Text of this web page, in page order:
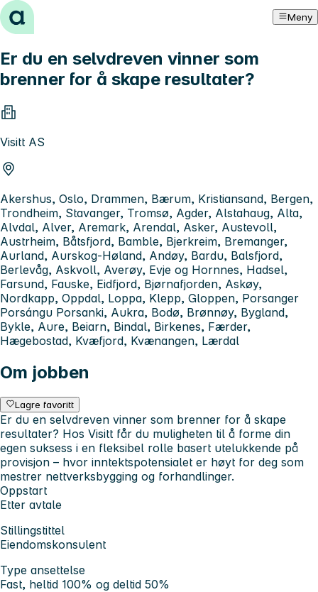
Hopp til innhold Meny
Er du en selvdreven vinner som
brenner for å skape resultater?
Visitt AS
Akershus, Oslo, Drammen, Bærum, Kristiansand, Bergen,
Trondheim, Stavanger, Tromsø, Agder, Alstahaug, Alta,
Alvdal, Alver, Aremark, Arendal, Asker, Austevoll,
Austrheim, Båtsfjord, Bamble, Bjerkreim, Bremanger,
Aurland, Aurskog-Høland, Andøy, Bardu, Balsfjord,
Berlevåg, Askvoll, Averøy, Evje og Hornnes, Hadsel,
Farsund, Fauske, Eidfjord, Bjørnafjorden, Askøy,
Nordkapp, Oppdal, Loppa, Klepp, Gloppen, Porsanger
Porsángu Porsanki, Aukra, Bodø, Brønnøy, Bygland,
Bykle, Aure, Beiarn, Bindal, Birkenes, Færder,
Hægebostad, Kvæfjord, Kvænangen, Lærdal
Om jobben
Lagre favoritt
Er du en selvdreven vinner som brenner for å skape
resultater? Hos Visitt får du muligheten til å forme din
egen suksess i en fleksibel rolle basert utelukkende på
provisjon – hvor inntektspotensialet er høyt for deg som
mestrer nettverksbygging og forhandlinger.
Oppstart
Etter avtale
Stillingstittel
Eiendomskonsulent
Type ansettelse
Fast, heltid 100% og deltid 50%